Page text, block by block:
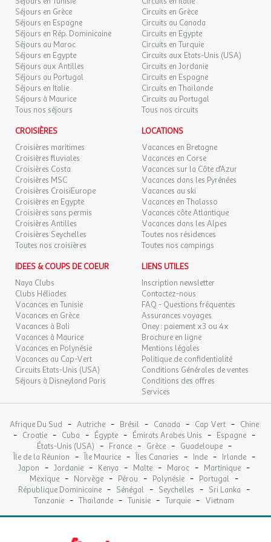
- Basket-ball
- Badminton
- Volley-ball
- Aquagym
- Hand ball
- foot sur table (en supplément)
- Salle de jeux vidéo (en supplément)
- Billard (en supplément)
- Balade à poney (en supplément)
Et à proximité du site :
- Mini-golf
- Badminton
- Equitation
- Golf
- Mur d'escalade
- Skate-parc
- Accrobranche
- Beach-volley
- Paddle Board
- Kite surf
- Voile / Planche à voile
- Surf / Body board
- Ski nautique
- Plongée
- Canoë Kayak
- Bateau à pédales
- Parapente
Vous ne risquez pas de vous ennuyer !
En journée :
- Concours sportifs
- Animations / jeux en piscine
En soirée :
- Soirée dansante
Séjours en Grèce
Séjours en Espagne
Séjours en Rép. Dominicaine
Séjours au Maroc
Séjours en Egypte
Séjours aux Antilles
Séjours au Portugal
Séjours en Italie
Séjours à Maurice
Tous nos séjours
Circuits en Grèce
Circuits au Canada
Circuits en Egypte
Circuits en Turquie
Circuits aux Etats-Unis (USA)
Circuits en Jordanie
Circuits en Espagne
Circuits en Thaïlande
Circuits au Portugal
Tous nos circuits
CROISIÈRES
Croisières maritimes
Croisières fluviales
Croisières Costa
Croisières MSC
Croisières CroisiEurope
Croisières en Egypte
Croisières sans permis
Croisières Antilles
Croisières Seychelles
Toutes nos croisières
LOCATIONS
Vacances en Bretagne
Vacances en Corse
Vacances sur la Côte d'Azur
Vacances dans les Pyrénées
Vacances au ski
Vacances en Thalasso
Vacances côte Atlantique
Vacances dans les Alpes
Toutes nos résidences
Toutes nos campings
IDEES & COUPS DE COEUR
Naya Clubs
Clubs Héliades
Vacances en Tunisie
Vacances en Grèce
Vacances à Bali
Vacances à Maurice
Vacances en Polynésie
Vacances au Cap-Vert
Circuits Etats-Unis (USA)
Séjours à Disneyland Paris
LIENS UTILES
Inscription newsletter
Contactez-nous
FAQ - Questions fréquentes
Assurances voyages
Oney : paiement x3 ou 4x
Brochure en ligne
Mentions légales
Politique de confidentialité
Conditions Générales de ventes
Conditions des offres
Services
Afrique Du Sud - Autriche - Brésil - Canada - Cap Vert - Chine
- Croatie - Cuba - Égypte - Émirats Arabes Unis - Espagne -
États-Unis (USA) - France - Grèce - Guadeloupe -
Île de la Réunion - Île Maurice - Îles Canaries - Inde - Irlande -
Japon - Jordanie - Kenya - Malte - Maroc - Martinique -
Mexique - Norvège - Pérou - Polynésie - Portugal -
République Dominicaine - Sénégal - Seychelles - Sri Lanka -
Tanzanie - Thaïlande - Tunisie - Turquie - Vietnam